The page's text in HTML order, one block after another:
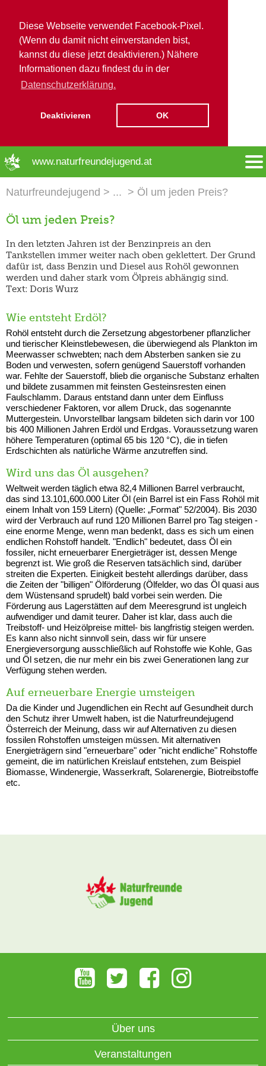
Diese Webseite verwendet Facebook-Pixel.
(Wenn du damit nicht einverstanden bist,
kannst du diese jetzt deaktivieren.) Nähere
Informationen dazu findest du in der
Datenschutzerklärung.
Deaktivieren OK
www.naturfreundejugend.at
Naturfreundejugend Öl um jeden Preis?
Öl um jeden Preis?
In den letzten Jahren ist der Benzinpreis an den
Tankstellen immer weiter nach oben geklettert. Der Grund
dafür ist, dass Benzin und Diesel aus Rohöl gewonnen
werden und daher stark vom Ölpreis abhängig sind.
Text: Doris Wurz
Wie entsteht Erdöl?
Rohöl entsteht durch die Zersetzung abgestorbener pflanzlicher
und tierischer Kleinstlebewesen, die überwiegend als Plankton im
Meerwasser schwebten; nach dem Absterben sanken sie zu
Boden und verwesten, sofern genügend Sauerstoff vorhanden
war. Fehlte der Sauerstoff, blieb die organische Substanz erhalten
und bildete zusammen mit feinsten Gesteinsresten einen
Faulschlamm. Daraus entstand dann unter dem Einfluss
verschiedener Faktoren, vor allem Druck, das sogenannte
Muttergestein. Unvorstellbar langsam bildeten sich darin vor 100
bis 400 Millionen Jahren Erdöl und Erdgas. Voraussetzung waren
höhere Temperaturen (optimal 65 bis 120 °C), die in tiefen
Erdschichten als natürliche Wärme anzutreffen sind.
Wird uns das Öl ausgehen?
Weltweit werden täglich etwa 82,4 Millionen Barrel verbraucht,
das sind 13.101,600.000 Liter Öl (ein Barrel ist ein Fass Rohöl mit
einem Inhalt von 159 Litern) (Quelle: „Format" 52/2004). Bis 2030
wird der Verbrauch auf rund 120 Millionen Barrel pro Tag steigen -
eine enorme Menge, wenn man bedenkt, dass es sich um einen
endlichen Rohstoff handelt. "Endlich" bedeutet, dass Öl ein
fossiler, nicht erneuerbarer Energieträger ist, dessen Menge
begrenzt ist. Wie groß die Reserven tatsächlich sind, darüber
streiten die Experten. Einigkeit besteht allerdings darüber, dass
die Zeiten der "billigen" Ölförderung (Ölfelder, wo das Öl quasi aus
dem Wüstensand sprudelt) bald vorbei sein werden. Die
Förderung aus Lagerstätten auf dem Meeresgrund ist ungleich
aufwendiger und damit teurer. Daher ist klar, dass auch die
Treibstoff- und Heizölpreise mittel- bis langfristig steigen werden.
Es kann also nicht sinnvoll sein, dass wir für unsere
Energieversorgung ausschließlich auf Rohstoffe wie Kohle, Gas
und Öl setzen, die nur mehr ein bis zwei Generationen lang zur
Verfügung stehen werden.
Auf erneuerbare Energie umsteigen
Da die Kinder und Jugendlichen ein Recht auf Gesundheit durch
den Schutz ihrer Umwelt haben, ist die Naturfreundejugend
Österreich der Meinung, dass wir auf Alternativen zu diesen
fossilen Rohstoffen umsteigen müssen. Mit alternativen
Energieträgern sind "erneuerbare" oder "nicht endliche" Rohstoffe
gemeint, die im natürlichen Kreislauf entstehen, zum Beispiel
Biomasse, Windenergie, Wasserkraft, Solarenergie, Biotreibstoffe
etc.
Über uns
Veranstaltungen